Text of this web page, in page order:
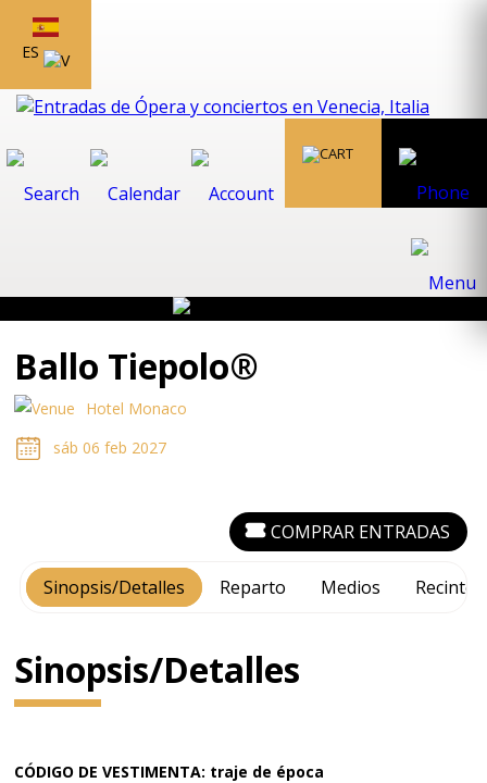
ES
Ballo Tiepolo®
Hotel Monaco
sáb 06 feb 2027
Sinopsis/Detalles Reparto Medios Recinto
COMPRAR ENTRADAS
Sinopsis/Detalles
CÓDIGO DE VESTIMENTA: traje de época